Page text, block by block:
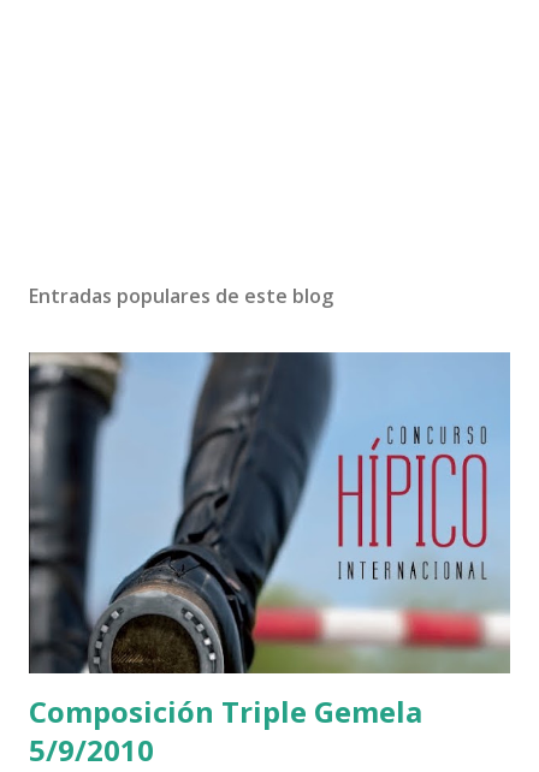
Entradas populares de este blog
Composición Triple Gemela
5/9/2010